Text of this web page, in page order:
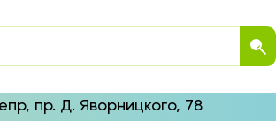
пр. Д. Яворницкого, 78